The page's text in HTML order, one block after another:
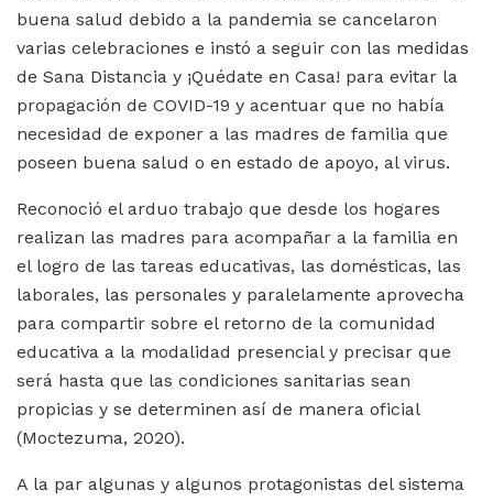
buena salud debido a la pandemia se cancelaron
varias celebraciones e instó a seguir con las medidas
de Sana Distancia y ¡Quédate en Casa! para evitar la
propagación de COVID-19 y acentuar que no había
necesidad de exponer a las madres de familia que
poseen buena salud o en estado de apoyo, al virus.
Reconoció el arduo trabajo que desde los hogares
realizan las madres para acompañar a la familia en
el logro de las tareas educativas, las domésticas, las
laborales, las personales y paralelamente aprovecha
para compartir sobre el retorno de la comunidad
educativa a la modalidad presencial y precisar que
será hasta que las condiciones sanitarias sean
propicias y se determinen así de manera oficial
(Moctezuma, 2020).
A la par algunas y algunos protagonistas del sistema